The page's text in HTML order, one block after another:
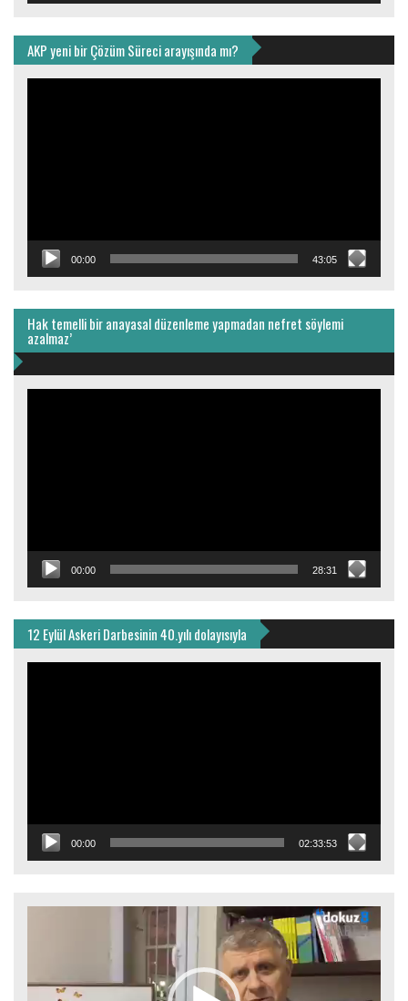
AKP yeni bir Çözüm Süreci arayışında mı?
00:00 43:05
Hak temelli bir anayasal düzenleme yapmadan nefret söylemi
azalmaz’
00:00 28:31
12 Eylül Askeri Darbesinin 40.yılı dolayısıyla
00:00 02:33:53